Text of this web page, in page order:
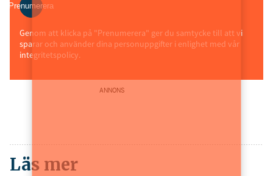
Prenumerera
Genom att klicka på "Prenumerera" ger du samtycke till att vi
sparar och använder dina personuppgifter i enlighet med vår
integritetspolicy.
ANNONS
Läs mer